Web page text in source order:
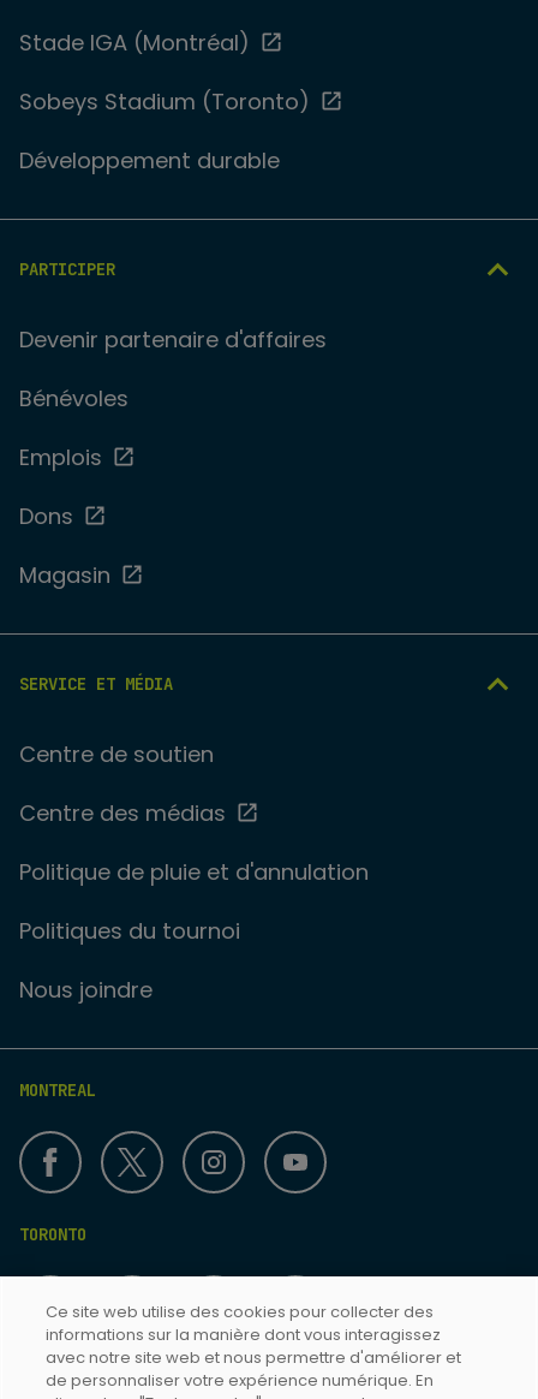
Stade IGA (Montréal)
Sobeys Stadium (Toronto)
Développement durable
PARTICIPER
Devenir partenaire d'affaires
Bénévoles
Emplois
Dons
Magasin
SERVICE ET MÉDIA
Centre de soutien
Centre des médias
Politique de pluie et d'annulation
Politiques du tournoi
Nous joindre
MONTREAL
TORONTO
Ce site web utilise des cookies pour collecter des
informations sur la manière dont vous interagissez
avec notre site web et nous permettre d'améliorer et
de personnaliser votre expérience numérique. En